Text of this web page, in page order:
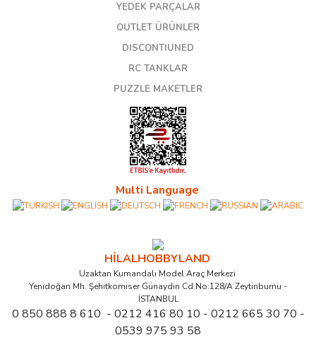
YEDEK PARÇALAR
OUTLET ÜRÜNLER
DISCONTIUNED
RC TANKLAR
PUZZLE MAKETLER
Multi Language
HİLALHOBBYLAND
Uzaktan Kumandalı Model Araç Merkezi
Yenidoğan Mh. Şehitkomiser Günaydın Cd.No:128/A Zeytinburnu -
İSTANBUL
0 850 888 8 610 - 0212 416 80 10 - 0212 665 30 70 -
0539 975 93 58